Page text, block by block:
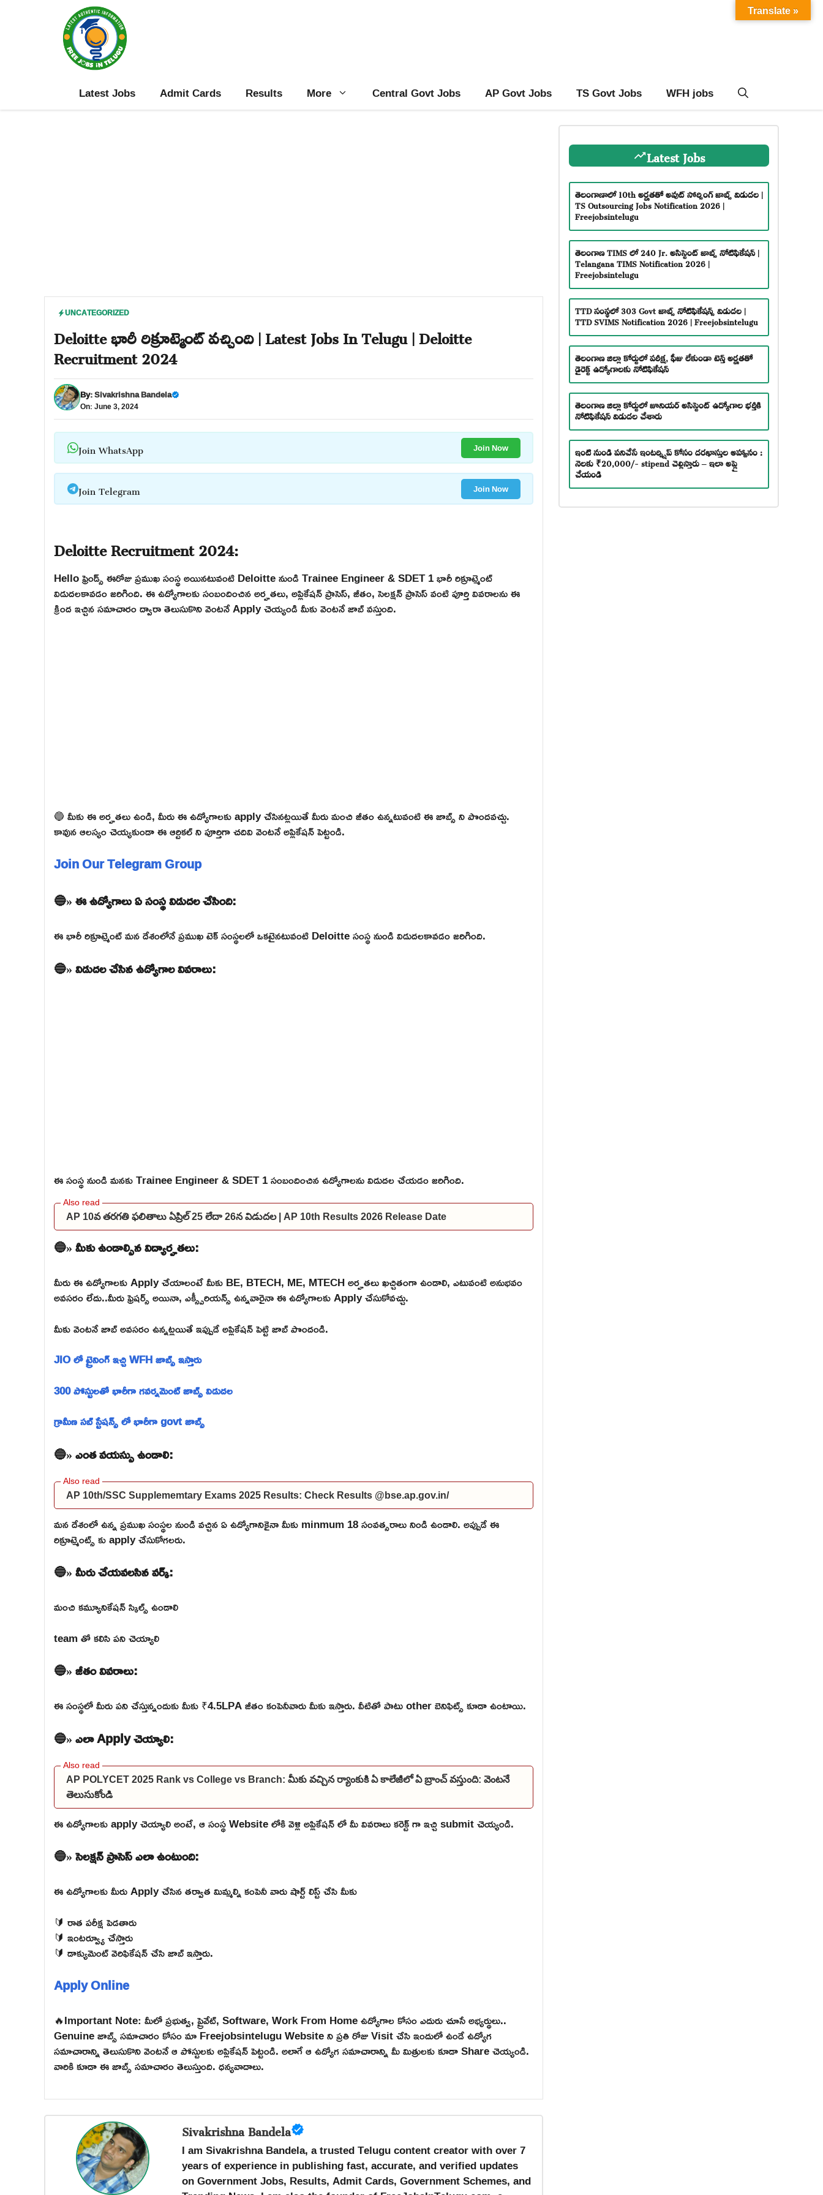
Latest Jobs Admit Cards Results More Central Govt Jobs AP Govt Jobs TS Govt Jobs WFH jobs
UNCATEGORIZED
Deloitte భారీ రిక్రూట్మెంట్ వచ్చింది | Latest Jobs In Telugu | Deloitte
Recruitment 2024
By:Sivakrishna Bandela
On: June 3, 2024
Join WhatsApp Join Now
Join Telegram Join Now
Deloitte Recruitment 2024:
Hello ఫ్రెండ్స్ ఈరోజు ప్రముఖ సంస్థ అయినటువంటి Deloitte నుండి Trainee Engineer & SDET 1 భారీ రిక్రూట్మెంట్
విడుదలకావడం జరిగింది. ఈ ఉద్యోగాలకు సంబందించిన అర్హతలు, అప్లికేషన్ ప్రాసెస్, జీతం, సెలక్షన్ ప్రాసెస్ వంటి పూర్తి వివరాలను ఈ
క్రింద ఇచ్చిన సమాచారం ద్వారా తెలుసుకొని వెంటనే Apply చెయ్యండి మీకు వెంటనే జాబ్ వస్తుంది.
🔵 మీకు ఈ అర్హతలు ఉండి, మీరు ఈ ఉద్యోగాలకు apply చేసినట్లయితే మీరు మంచి జీతం ఉన్నటువంటి ఈ జాబ్స్ ని పొందవచ్చు.
కావున ఆలస్యం చెయ్యకుండా ఈ ఆర్టికల్ ని పూర్తిగా చదివి వెంటనే అప్లికేషన్ పెట్టండి.
Join Our Telegram Group
🔵» ఈ ఉద్యోగాలు ఏ సంస్థ విడుదల చేసింది:
ఈ భారీ రిక్రూట్మెంట్ మన దేశంలోనే ప్రముఖ టెక్ సంస్థలలో ఒకటైనటువంటి Deloitte సంస్థ నుండి విడుదలకావడం జరిగింది.
🔵» విడుదల చేసిన ఉద్యోగాల వివరాలు:
ఈ సంస్థ నుండి మనకు Trainee Engineer & SDET 1 సంబందించిన ఉద్యోగాలను విడుదల చేయడం జరిగింది.
AP 10వ తరగతి ఫలితాలు ఏప్రిల్ 25 లేదా 26న విడుదల | AP 10th Results 2026 Release Date
🔵» మీకు ఉండాల్సిన విద్యార్హతలు:
మీరు ఈ ఉద్యోగాలకు Apply చేయాలంటే మీకు BE, BTECH, ME, MTECH అర్హతలు ఖచ్చితంగా ఉండాలి, ఎటువంటి అనుభవం
అవసరం లేదు..మీరు ఫ్రెషర్స్ అయినా, ఎక్స్పీరియన్స్ ఉన్నవారైనా ఈ ఉద్యోగాలకు Apply చేసుకోవచ్చు.
మీకు వెంటనే జాబ్ అవసరం ఉన్నట్లయితే ఇప్పుడే అప్లికేషన్ పెట్టి జాబ్ పొందండి.
JIO లో ట్రైనింగ్ ఇచ్చి WFH జాబ్స్ ఇస్తారు
300 పోస్టులతో భారీగా గవర్నమెంట్ జాబ్స్ విడుదల
గ్రామీణ సబ్ స్టేషన్స్ లో భారీగా govt జాబ్స్
🔵» ఎంత వయస్సు ఉండాలి:
AP 10th/SSC Supplememtary Exams 2025 Results: Check Results @bse.ap.gov.in/
మన దేశంలో ఉన్న ప్రముఖ సంస్థల నుండి వచ్చిన ఏ ఉద్యోగానికైనా మీకు minmum 18 సంవత్సరాలు నిండి ఉండాలి. అప్పుడే ఈ
రిక్రూట్మెంట్స్ కు apply చేసుకోగలరు.
🔵» మీరు చేయవలసిన వర్క్:
మంచి కమ్యూనికేషన్ స్కిల్స్ ఉండాలి
team తో కలిసి పని చెయ్యాలి
🔵» జీతం వివరాలు:
ఈ సంస్థలో మీరు పని చేస్తున్నందుకు మీకు ₹4.5LPA జీతం కంపెనీవారు మీకు ఇస్తారు. వీటితో పాటు other బెనిఫిట్స్ కూడా ఉంటాయి.
🔵» ఎలా Apply చెయ్యాలి:
AP POLYCET 2025 Rank vs College vs Branch: మీకు వచ్చిన ర్యాంకుకి ఏ కాలేజీలో ఏ బ్రాంచ్ వస్తుంది: వెంటనే
తెలుసుకోండి
ఈ ఉద్యోగాలకు apply చెయ్యాలి అంటే, ఆ సంస్థ Website లోకి వెళ్లి అప్లికేషన్ లో మీ వివరాలు కరెక్ట్ గా ఇచ్చి submit చెయ్యండి.
🔵» సెలక్షన్ ప్రాసెస్ ఎలా ఉంటుంది:
ఈ ఉద్యోగాలకు మీరు Apply చేసిన తర్వాత మిమ్మల్ని కంపెనీ వారు షార్ట్ లిస్ట్ చేసి మీకు
🔰 రాత పరీక్ష పెడతారు
🔰 ఇంటర్వ్యూ చేస్తారు
🔰 డాక్యుమెంట్ వెరిఫికేషన్ చేసి జాబ్ ఇస్తారు.
Apply Online
🔥Important Note: మీలో ప్రభుత్వ, ప్రైవేట్, Software, Work From Home ఉద్యోగాల కోసం ఎదురు చూసే అభ్యర్థులు..
Genuine జాబ్స్ సమాచారం కోసం మా Freejobsintelugu Website ని ప్రతి రోజు Visit చేసి ఇందులో ఉండే ఉద్యోగ
సమాచారాన్ని తెలుసుకొని వెంటనే ఆ పోస్టులకు అప్లికేషన్ పెట్టండి. అలాగే ఆ ఉద్యోగ సమాచారాన్ని మీ మిత్రులకు కూడా Share చెయ్యండి.
వారికి కూడా ఈ జాబ్స్ సమాచారం తెలుస్తుంది. ధన్యవాదాలు.
Sivakrishna Bandela
I am Sivakrishna Bandela, a trusted Telugu content creator with over 7
years of experience in publishing fast, accurate, and verified updates
on Government Jobs, Results, Admit Cards, Government Schemes, and
Latest Jobs
తెలంగాణాలో 10th అర్హతతో అవుట్ సోర్సింగ్ జాబ్స్ విడుదల |
TS Outsourcing Jobs Notification 2026 |
Freejobsintelugu
తెలంగాణ TIMS లో 240 Jr. అసిస్టెంట్ జాబ్స్ నోటిఫికేషన్ |
Telangana TIMS Notification 2026 |
Freejobsintelugu
TTD సంస్థలో 303 Govt జాబ్స్ నోటిఫికేషన్స్ విడుదల |
TTD SVIMS Notification 2026 | Freejobsintelugu
తెలంగాణ జిల్లా కోర్టులో పరీక్ష, ఫీజు లేకుండా టెన్త్ అర్హతతో
డైరెక్ట్ ఉద్యోగాలకు నోటిఫికేషన్
తెలంగాణ జిల్లా కోర్టులో జూనియర్ అసిస్టెంట్ ఉద్యోగాల భర్తీకి
నోటిఫికేషన్ విడుదల చేశారు
ఇంటి నుండి పనిచేసే ఇంటర్న్షిప్ కోసం దరఖాస్తుల ఆహ్వానం :
నెలకు ₹20,000/- stipend చెల్లిస్తారు – ఇలా అప్లై
చేయండి
Translate »